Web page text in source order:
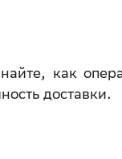
как
доставки.